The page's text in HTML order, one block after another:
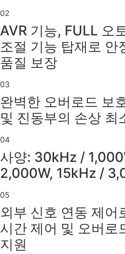
02
AVR 기능, FULL 오
조절 기능 탑재로 안
품질 보장
03
완벽한 오버로드 보
및 진동부의 손상 최
04
사양: 30kHz /
2,000W, 15kHz /
05
외부 신호 연동 제어
시간 제어 및 오버로
지원